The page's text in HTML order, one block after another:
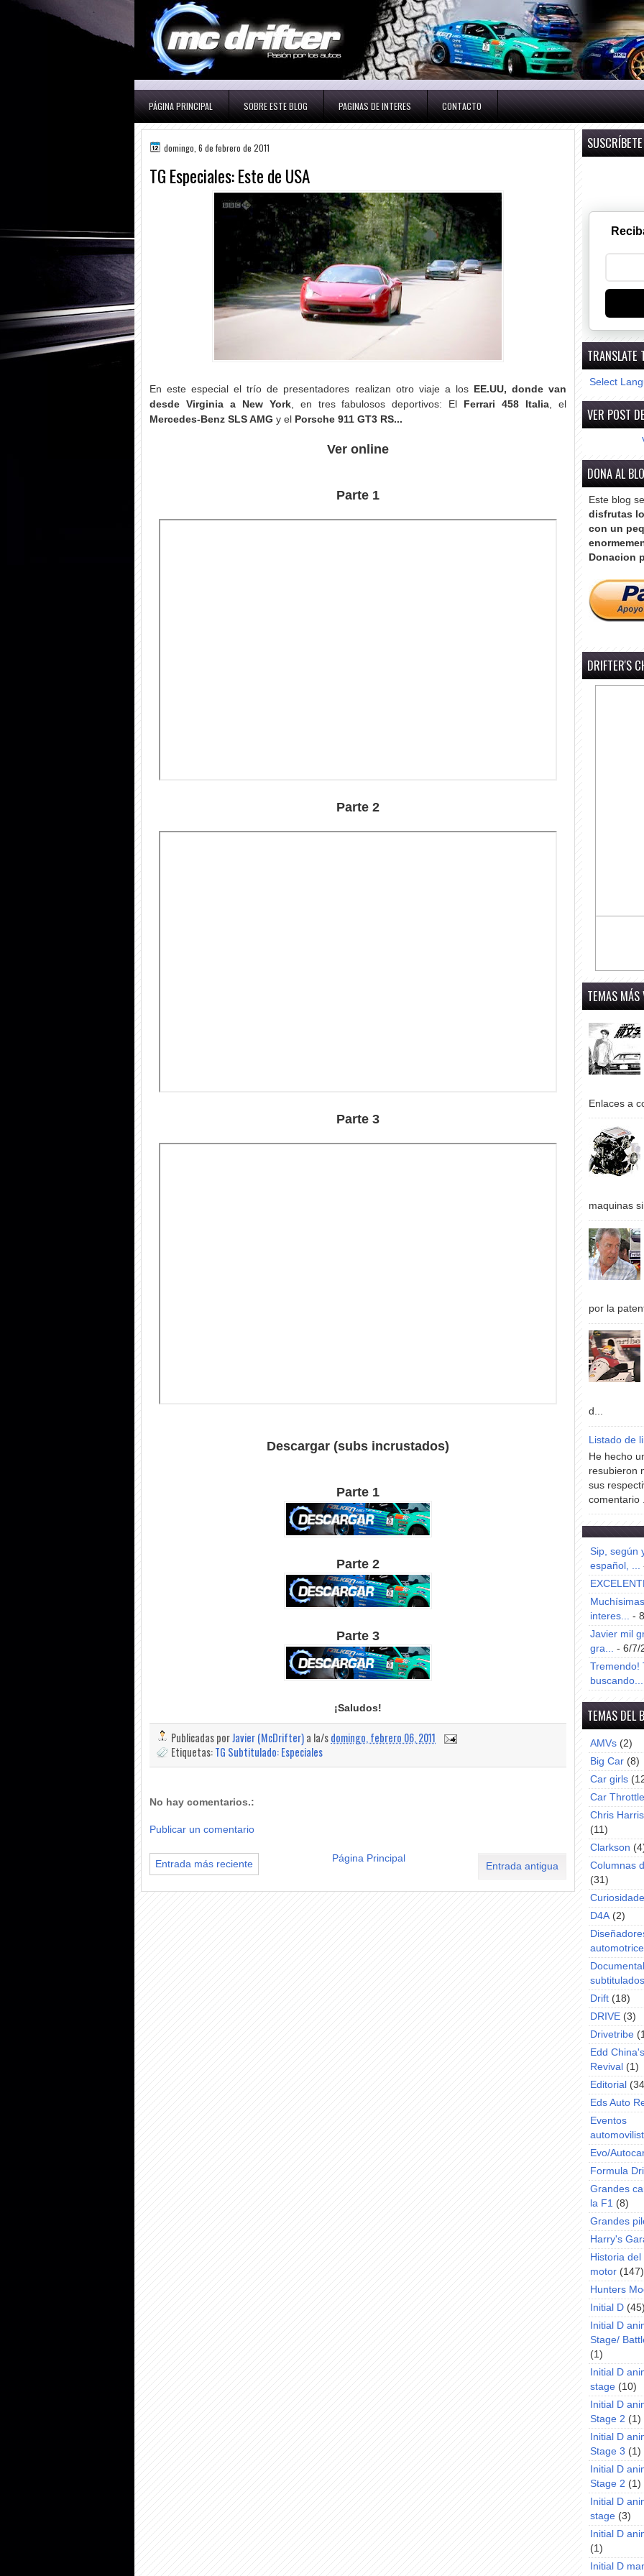
PÁGINA PRINCIPAL SOBRE ESTE BLOG PAGINAS DE INTERES CONTACTO
domingo, 6 de febrero de 2011
TG Especiales: Este de USA
En este especial el trío de presentadores realizan otro viaje a los
EE.UU, donde van
desde Virginia a New York, en tres fabulosos deportivos: El Ferrari 458 Italia , el
Mercedes-Benz SLS AMG y el Porsche 911 GT3 RS...
Ver online
Parte 1
Parte 2
Parte 3
Descargar (subs incrustados)
Parte 1
Parte 2
Parte 3
¡Saludos!
Publicadas porJavier (McDrifter)a la/sdomingo, febrero 06, 2011
Etiquetas:TG Subtitulado: Especiales
No hay comentarios.:
Publicar un comentario
Entrada más reciente Entrada antigua
Página Principal
TRANSLATE
Select
VER POST
DONA AL
Este blog
disfrutas
con un
Donacion
DRIFTER'S
TEMAS MÁS
Enlaces a
maquinas
por la
d...
Listado de
He hecho
resubieron
sus
comentario
Sip, según
español, ...
interes... -
Javier mil
gra... - 6/7/
Tremendo!
buscando...
TEMAS DEL
AMVs (2)
Big Car (8)
Car girls
Car Throttle
Chris
(11)
Clarkson
Columnas
(31)
D4A (2)
subtitulados
Drift (18)
DRIVE (3)
Drivetribe
Edd
Revival (1)
Editorial
Eds Auto
Eventos
Evo/
Formula
Grandes
la F1 (8)
Grandes
Harry's
Historia
motor (147)
Hunters
Initial D
Initial D
Stage/
(1)
Initial D
stage (10)
Initial D
Stage 2 (1)
Initial D
Stage 3 (1)
Initial D
Stage 2 (1)
Initial D
stage (3)
Initial D
(1)
Initial D